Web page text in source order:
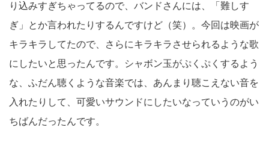
り込みすぎちゃってるので、バンドさんには、「難しす
ぎ」とか言われたりするんですけど（笑）。今回は映画が
キラキラしてたので、さらにキラキラさせられるような歌
にしたいと思ったんです。シャボン玉がぷくぷくするよう
な、ふだん聴くような音楽では、あんまり聴こえない音を
入れたりして、可愛いサウンドにしたいなっていうのがい
ちばんだったんです。